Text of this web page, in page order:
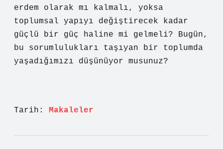
erdem olarak mı kalmalı, yoksa
toplumsal yapıyı değiştirecek kadar
güçlü bir güç haline mi gelmeli? Bugün,
bu sorumlulukları taşıyan bir toplumda
yaşadığımızı düşünüyor musunuz?
Tarih: Makaleler